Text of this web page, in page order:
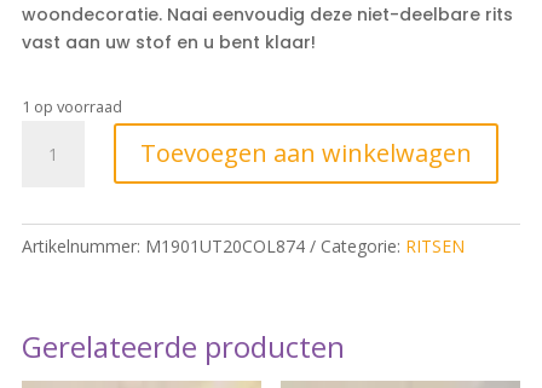
woondecoratie. Naai eenvoudig deze niet-deelbare rits
vast aan uw stof en u bent klaar!
1 op voorraad
Toevoegen aan winkelwagen
Artikelnummer: M1901UT20COL874 Categorie: RITSEN
Gerelateerde producten